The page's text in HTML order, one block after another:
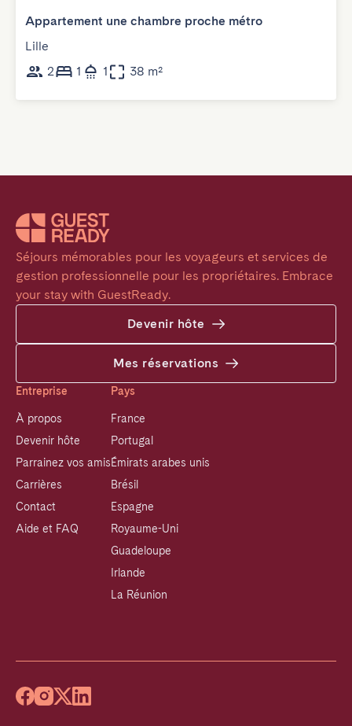
Appartement une chambre proche métro
Lille
2
1 1 38 m²
Séjours mémorables pour les voyageurs et services de
gestion professionnelle pour les propriétaires. Embrace
your stay with GuestReady.
Devenir hôte
Mes réservations
Entreprise
À propos
Devenir hôte
Parrainez vos amis
Carrières
Contact
Aide et FAQ
Pays
France
Portugal
Émirats arabes unis
Brésil
Espagne
Royaume-Uni
Guadeloupe
Irlande
La Réunion